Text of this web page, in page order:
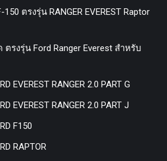
ตรงรุ่น RANGER EVEREST Raptor
รงรุ่น Ford Ranger Everest สำหรับ
EVEREST RANGER 2.0 PART G
EVEREST RANGER 2.0 PART J
F150
RAPTOR